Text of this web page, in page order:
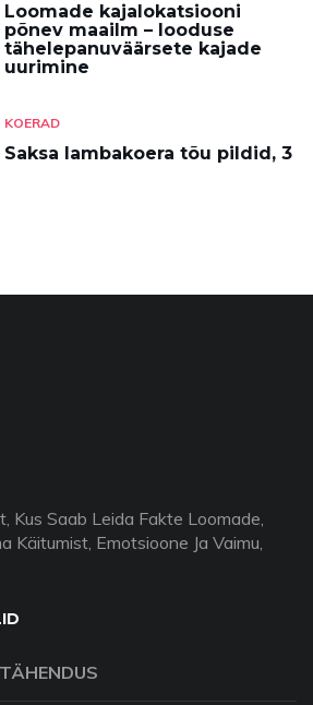
Loomade kajalokatsiooni
põnev maailm – looduse
tähelepanuväärsete kajade
uurimine
KOERAD
Saksa lambakoera tõu pildid, 3
Kus Saab Leida Fakte Loomade,
Käitumist, Emotsioone Ja Vaimu,